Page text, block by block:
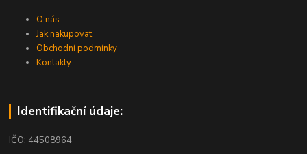
O nás
Jak nakupovat
Obchodní podmínky
Kontakty
Identifikační údaje:
IČO: 44508964